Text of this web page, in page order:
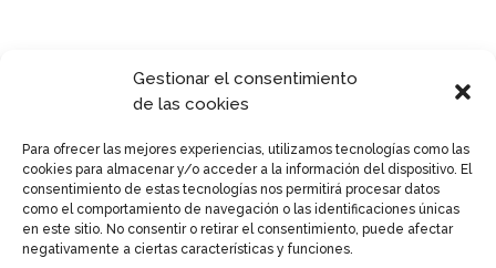
Gestionar el consentimiento
de las cookies
Para ofrecer las mejores experiencias, utilizamos tecnologías como las
cookies para almacenar y/o acceder a la información del dispositivo. El
consentimiento de estas tecnologías nos permitirá procesar datos
como el comportamiento de navegación o las identificaciones únicas
en este sitio. No consentir o retirar el consentimiento, puede afectar
negativamente a ciertas características y funciones.